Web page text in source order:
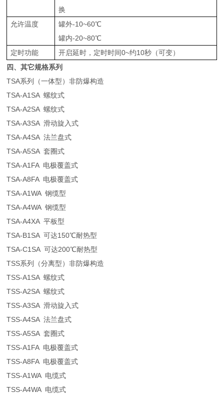
换
允许温度
罐外-10~60℃
罐内-20~80℃
定时功能
开启延时，定时时间0~约10秒（可变）
四、其它规格系列
TSA系列（一体型）非防爆构造
TSA-A1SA 螺纹式
TSA-A2SA 螺纹式
TSA-A3SA 滑动旋入式
TSA-A4SA 法兰盘式
TSA-A5SA 套圈式
TSA-A1FA 电极覆盖式
TSA-A8FA 电极覆盖式
TSA-A1WA 钢缆型
TSA-A4WA 钢缆型
TSA-A4XA 平板型
TSA-B1SA 可达150℃耐热型
TSA-C1SA 可达200℃耐热型
TSS系列（分离型）非防爆构造
TSS-A1SA 螺纹式
TSS-A2SA 螺纹式
TSS-A3SA 滑动旋入式
TSS-A4SA 法兰盘式
TSS-A5SA 套圈式
TSS-A1FA 电极覆盖式
TSS-A8FA 电极覆盖式
TSS-A1WA 电缆式
TSS-A4WA 电缆式